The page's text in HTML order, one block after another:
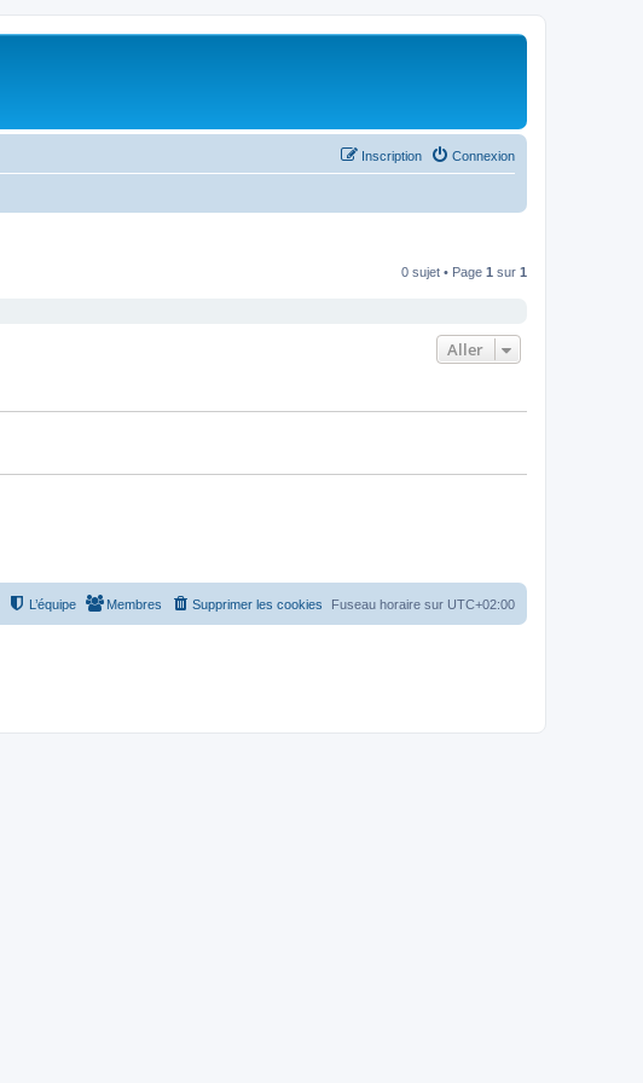
Connexion
Inscription
0 sujet • Page 1 sur 1
Aller
Fuseau horaire sur UTC+02:00
Supprimer les cookies
Membres
L’équipe